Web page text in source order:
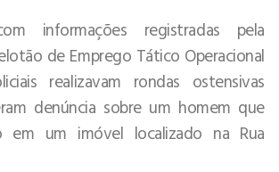
informações registradas pela
de Emprego Tático Operacional
realizavam rondas ostensivas
denúncia sobre um homem que
em um imóvel localizado na Rua